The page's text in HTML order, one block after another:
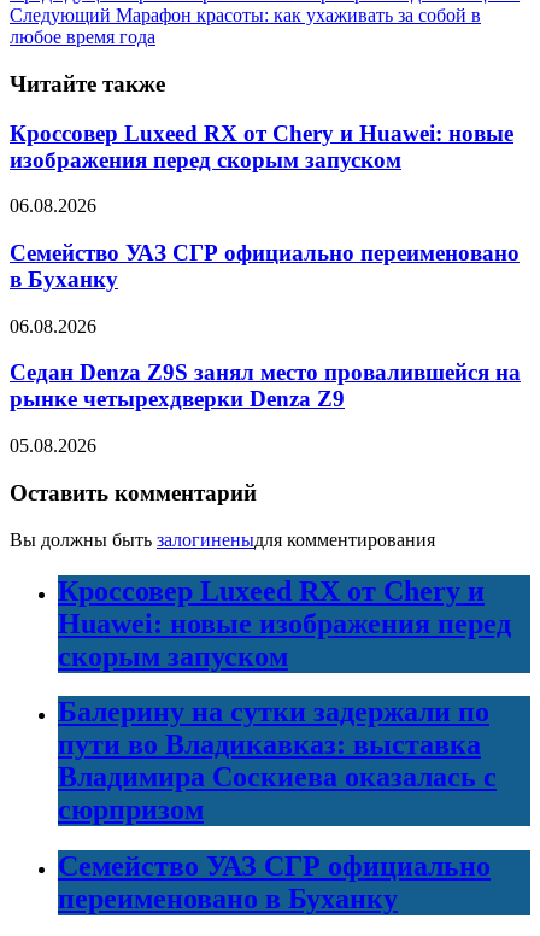
Следующий Марафон красоты: как ухаживать за собой в
любое время года
Читайте также
Кроссовер Luxeed RX от Chery и Huawei: новые
изображения перед скорым запуском
06.08.2026
Семейство УАЗ СГР официально переименовано
в Буханку
06.08.2026
Седан Denza Z9S занял место провалившейся на
рынке четырехдверки Denza Z9
05.08.2026
Оставить комментарий
Вы должны быть залогиненыдля комментирования
Кроссовер Luxeed RX от Chery и
Huawei: новые изображения перед
скорым запуском
Балерину на сутки задержали по
пути во Владикавказ: выставка
Владимира Соскиева оказалась с
сюрпризом
Семейство УАЗ СГР официально
переименовано в Буханку